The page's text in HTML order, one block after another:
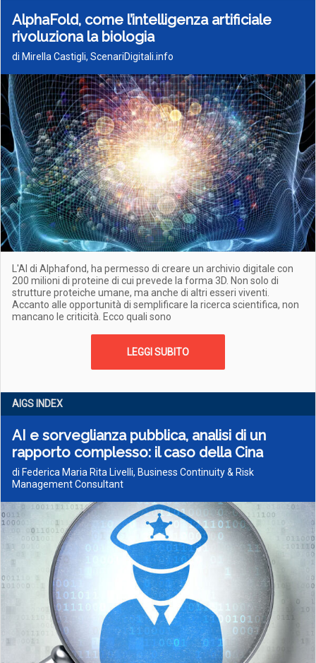
AlphaFold, come l’intelligenza artificiale
rivoluziona la biologia
di Mirella Castigli, ScenariDigitali.info
L'AI di Alphafond, ha permesso di creare un archivio digitale con
200 milioni di proteine di cui prevede la forma 3D. Non solo di
strutture proteiche umane, ma anche di altri esseri viventi.
Accanto alle opportunità di semplificare la ricerca scientifica, non
mancano le criticità. Ecco quali sono
LEGGI SUBITO
AIGS INDEX
AI e sorveglianza pubblica, analisi di un
rapporto complesso: il caso della Cina
di Federica Maria Rita Livelli, Business Continuity & Risk
Management Consultant